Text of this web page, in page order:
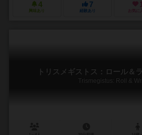
4
興味あり
7
経験あり お気に
トリスメギストス：ロール＆
Trismegistus: Roll &